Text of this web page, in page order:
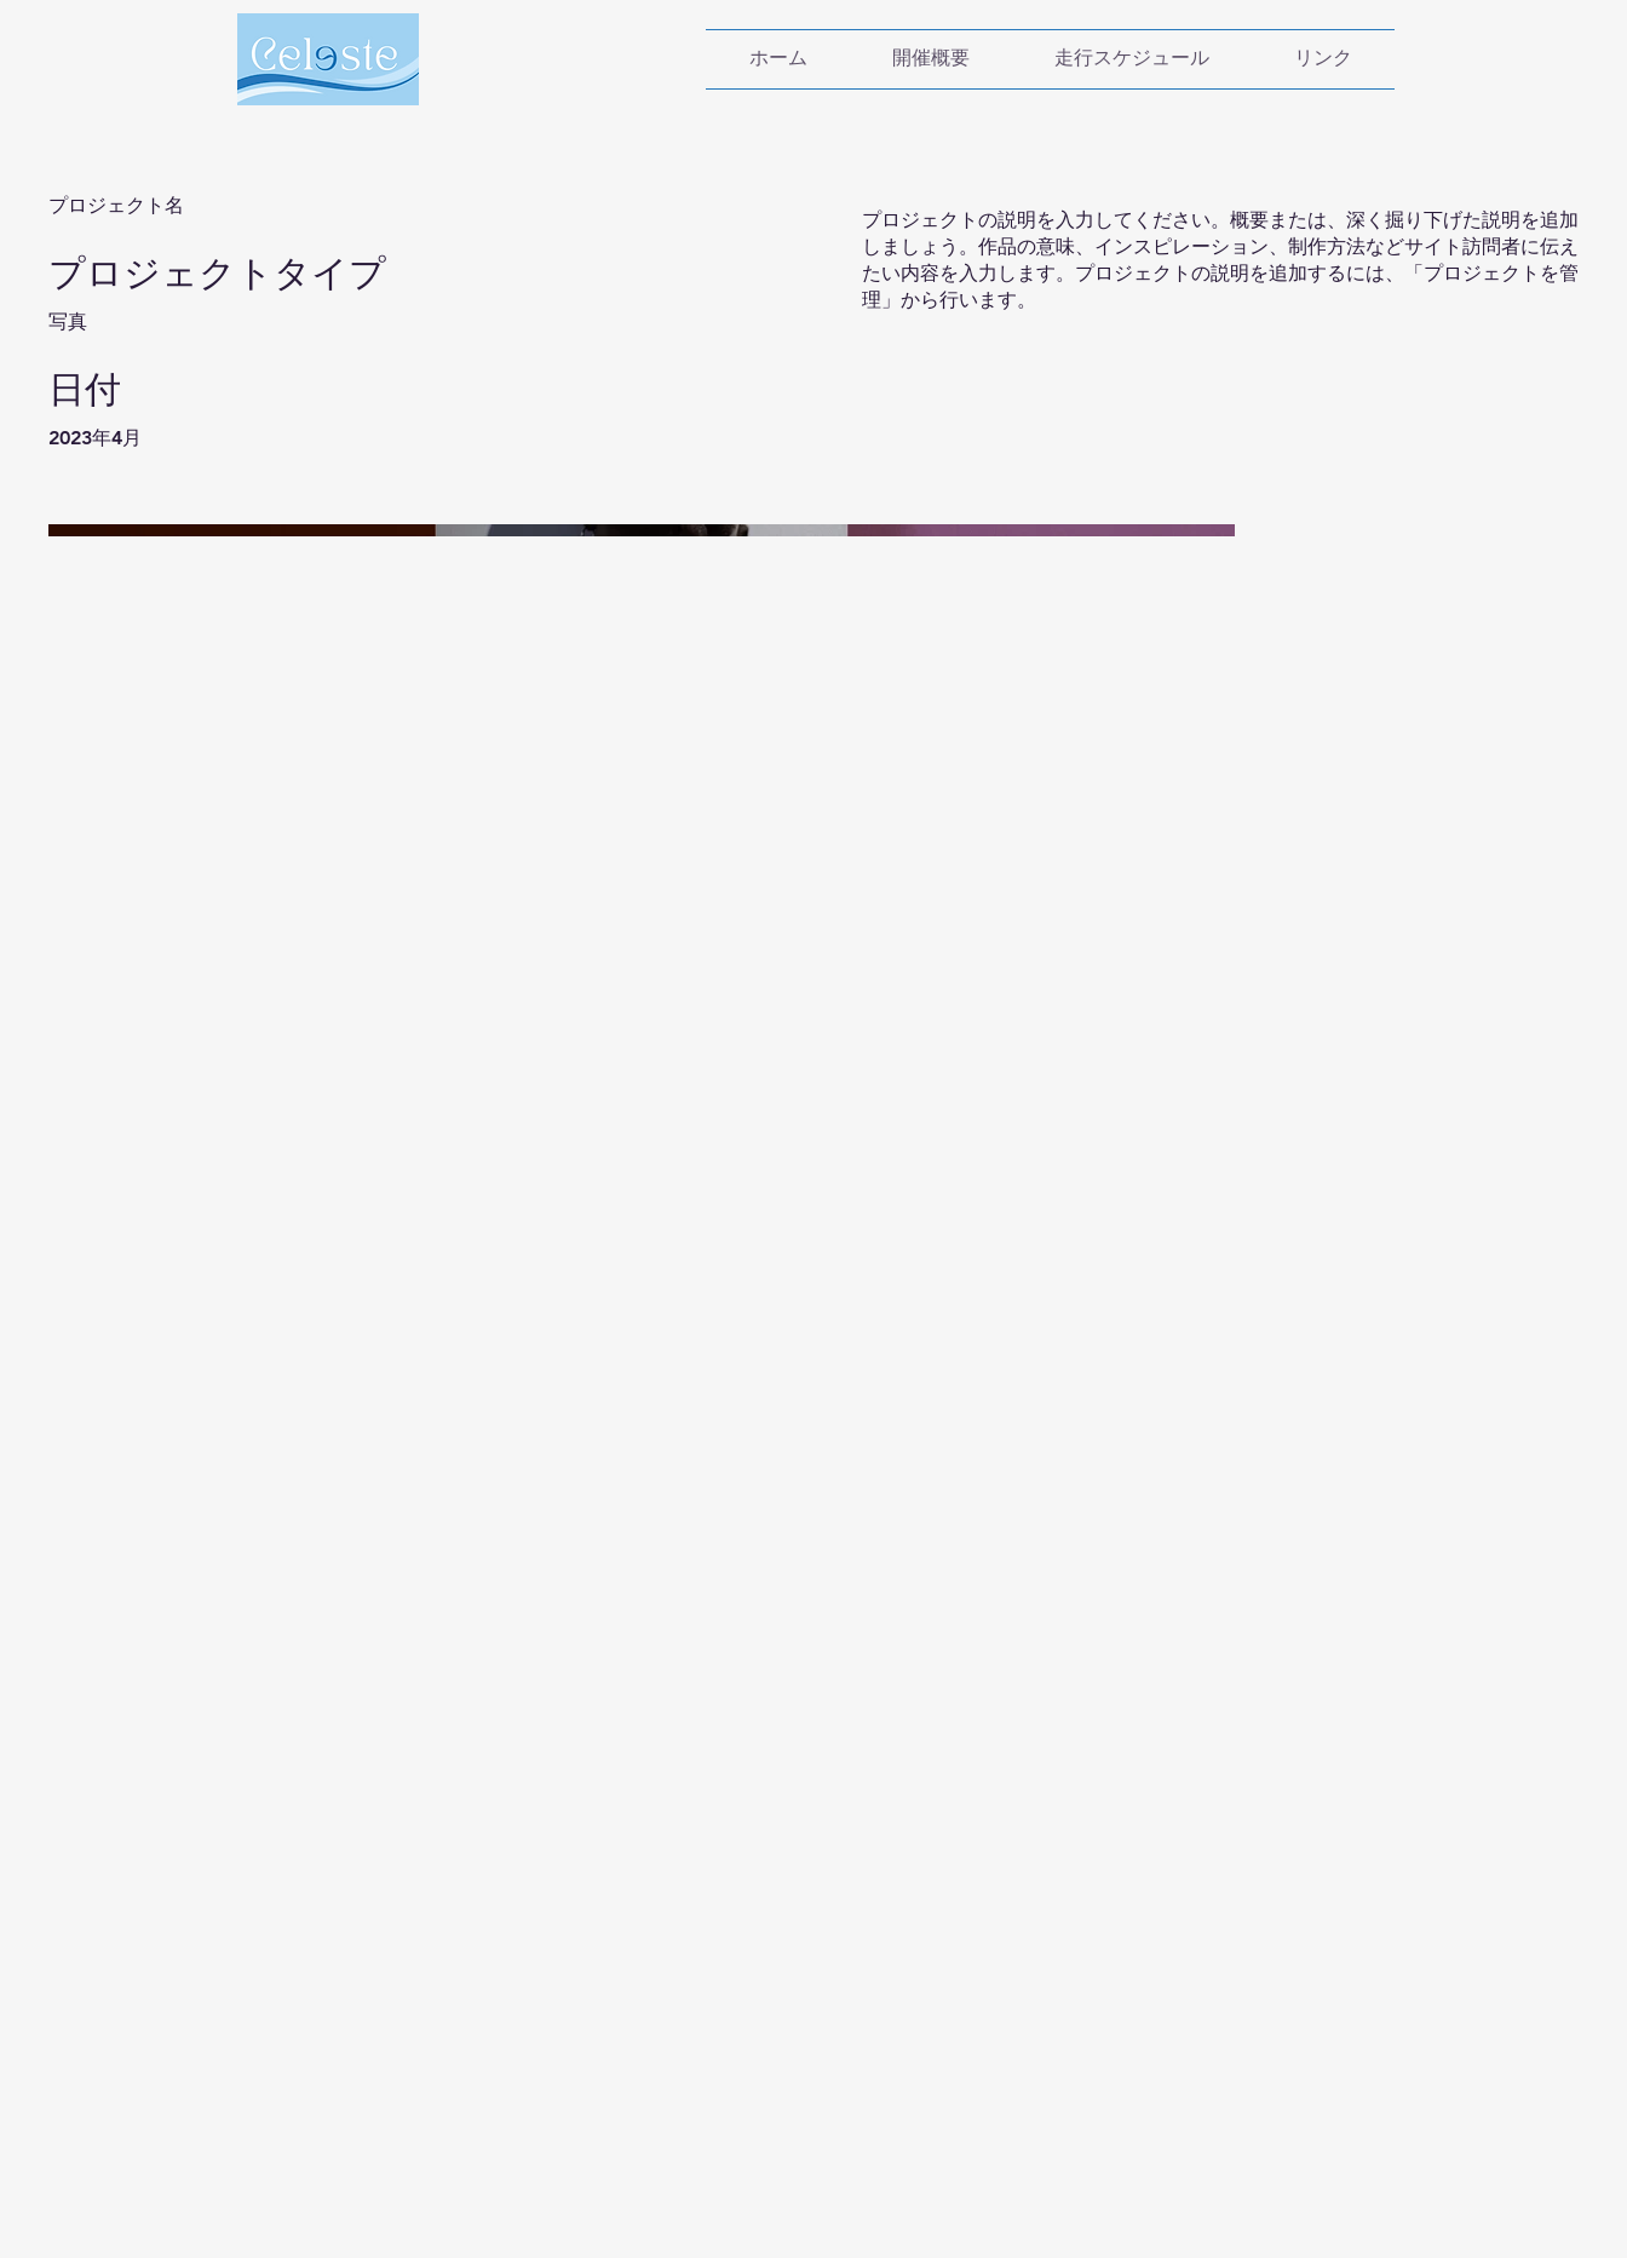
ホーム 開催概要 走行スケジュール リンク
プロジェクト名
プロジェクトタイプ
写真
日付
2023年4月
プロジェクトの説明を入力してください。概要または、深く掘り下げた説明を追加
しましょう。作品の意味、インスピレーション、制作方法などサイト訪問者に伝え
たい内容を入力します。プロジェクトの説明を追加するには、「プロジェクトを管
理」から行います。